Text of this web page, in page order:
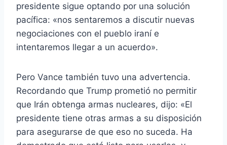
presidente sigue optando por una solución
pacífica: «nos sentaremos a discutir nuevas
negociaciones con el pueblo iraní e
intentaremos llegar a un acuerdo».
Pero Vance también tuvo una advertencia.
Recordando que Trump prometió no permitir
que Irán obtenga armas nucleares, dijo: «El
presidente tiene otras armas a su disposición
para asegurarse de que eso no suceda. Ha